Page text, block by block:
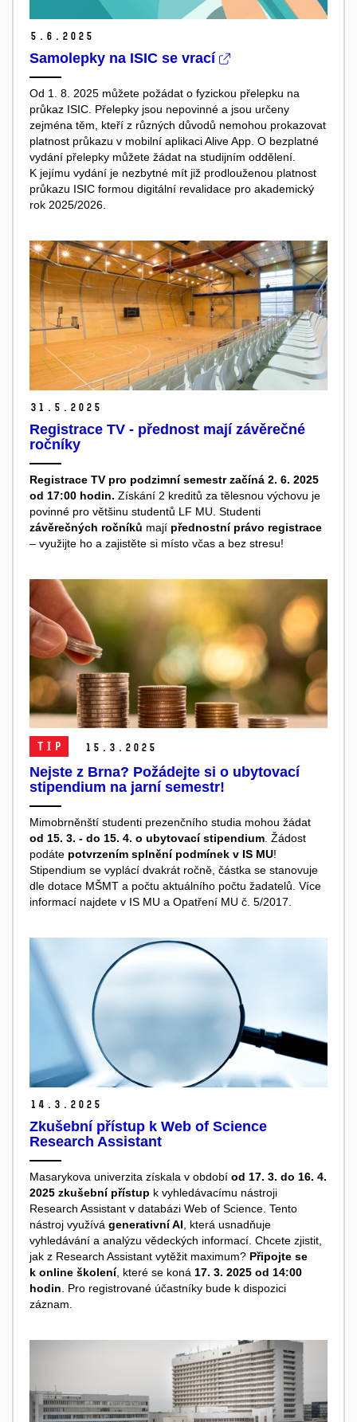
5. 6. 2025
Samolepky na ISIC se vrací
Od 1. 8. 2025 můžete požádat o fyzickou přelepku na
průkaz ISIC. Přelepky jsou nepovinné a jsou určeny
zejména těm, kteří z různých důvodů nemohou prokazovat
platnost průkazu v mobilní aplikaci Alive App. O bezplatné
vydání přelepky můžete žádat na studijním oddělení.
K jejímu vydání je nezbytné mít již prodlouženou platnost
průkazu ISIC formou digitální revalidace pro akademický
rok 2025/2026.
31. 5. 2025
Registrace TV - přednost mají závěrečné
ročníky
Registrace TV pro podzimní semestr začíná 2. 6. 2025
od 17:00 hodin. Získání 2 kreditů za tělesnou výchovu je
povinné pro většinu studentů LF MU. Studenti
závěrečných ročníků mají přednostní právo registrace
– využijte ho a zajistěte si místo včas a bez stresu!
TIP 15. 3. 2025
Nejste z Brna? Požádejte si o ubytovací
stipendium na jarní semestr!
Mimobrněnští studenti prezenčního studia mohou žádat
od 15. 3. - do 15. 4. o ubytovací stipendium . Žádost
podáte potvrzením splnění podmínek v IS MU!
Stipendium se vyplácí dvakrát ročně, částka se stanovuje
dle dotace MŠMT a počtu aktuálního počtu žadatelů. Více
informací najdete v IS MU a Opatření MU č. 5/2017.
14. 3. 2025
Zkušební přístup k Web of Science
Research Assistant
Masarykova univerzita získala v období od 17. 3. do 16. 4.
2025 zkušební přístup k vyhledávacímu nástroji
Research Assistant v databázi Web of Science. Tento
nástroj využívá generativní AI , která usnadňuje
vyhledávání a analýzu vědeckých informací. Chcete zjistit,
jak z Research Assistant vytěžit maximum? Připojte se
k online školení, které se koná 17. 3. 2025 od 14:00
hodin . Pro registrované účastníky bude k dispozici
záznam.